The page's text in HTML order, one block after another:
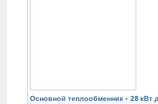
Основной теплообменник - 28 кВт